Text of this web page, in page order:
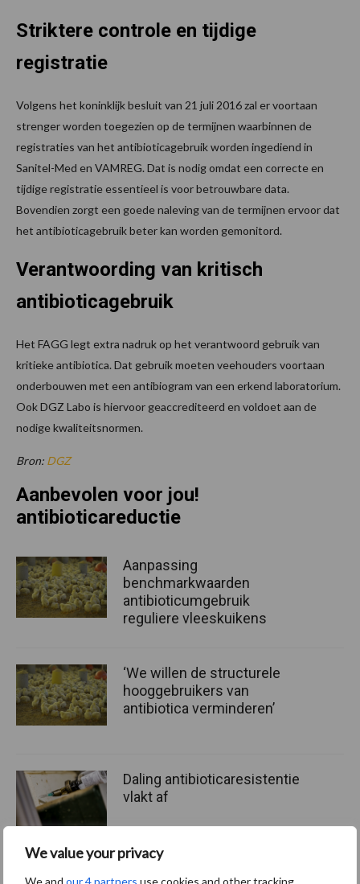
We value your privacy
We and our 4 partners use cookies and other tracking
Striktere controle en tijdige
registratie
Volgens het koninklijk besluit van 21 juli 2016 zal er voortaan
strenger worden toegezien op de termijnen waarbinnen de
registraties van het antibioticagebruik worden ingediend in
Sanitel-Med en VAMREG. Dat is nodig omdat een correcte en
tijdige registratie essentieel is voor betrouwbare data.
Bovendien zorgt een goede naleving van de termijnen ervoor dat
het antibioticagebruik beter kan worden gemonitord.
Verantwoording van kritisch
antibioticagebruik
Het FAGG legt extra nadruk op het verantwoord gebruik van
kritieke antibiotica. Dat gebruik moeten veehouders voortaan
onderbouwen met een antibiogram van een erkend laboratorium.
Ook DGZ Labo is hiervoor geaccrediteerd en voldoet aan de
nodige kwaliteitsnormen.
Bron: DGZ
Aanbevolen voor jou!
antibioticareductie
Aanpassing
benchmarkwaarden
antibioticumgebruik
reguliere vleeskuikens
‘We willen de structurele
hooggebruikers van
antibiotica verminderen’
Daling antibioticaresistentie
vlakt af